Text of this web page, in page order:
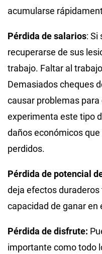
acumularse
Pérdida de salarios: Si
recuperarse de sus
trabajo. Faltar al
Demasiados cheques
causar problemas
experimenta este tipo
daños económicos
perdidos.
Pérdida de potencial
deja efectos
capacidad de ganar en
Pérdida de disfrute:
importante como todo